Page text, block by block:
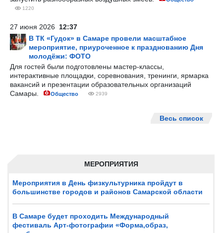
МЕРОПРИЯТИЯ
Мероприятия в День физкультурника пройдут в
большинстве городов и районов Самарской области
В Самаре будет проходить Международный
фестиваль Арт-фотографии «Форма,образ,
1220
27 июня 2026 12:37
В ТК «Гудок» в Самаре провели масштабное
мероприятие, приуроченное к празднованию Дня
молодёжи: ФОТО
Для гостей были подготовлены мастер-классы,
интерактивные площадки, соревнования, тренинги, ярмарка
вакансий и презентации образовательных организаций
Самары.
Общество 2939
Весь список